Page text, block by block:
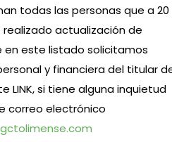
todas las personas que a 20
realizado actualización de
en este listado solicitamos
y financiera del titular
LINK, si tiene alguna inquietud
correo electrónico